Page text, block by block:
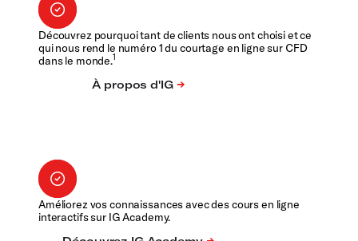
Découvrez pourquoi tant de clients nous ont choisi et ce
qui nous rend le numéro 1 du courtage en ligne sur CFD
dans le monde.1
Améliorez vos connaissances avec des cours en ligne
interactifs sur IG Academy.